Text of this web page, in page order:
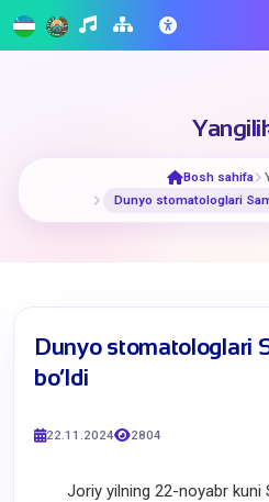
Bosh sahifa
​Dunyo stomatologlari
​Dunyo stomatologlari
bo’ldi
22.11.2024 2804
Joriy yilning 22-noyabr kuni